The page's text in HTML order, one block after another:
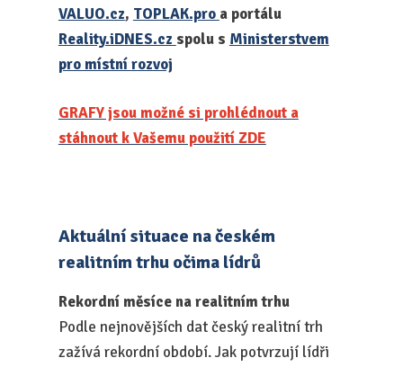
VALUO.cz, TOPLAK.pro a portálu
Reality.iDNES.cz spolu s Ministerstvem
pro místní rozvoj
GRAFY jsou možné si prohlédnout a
stáhnout k Vašemu použití ZDE
Aktuální situace na českém
realitním trhu očima lídrů
Rekordní měsíce na realitním trhu
Podle nejnovějších dat český realitní trh
zažívá rekordní období. Jak potvrzují lídři